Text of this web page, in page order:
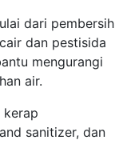
dari pembersih
dan pestisida
mengurangi
air.
kerap
sanitizer, dan